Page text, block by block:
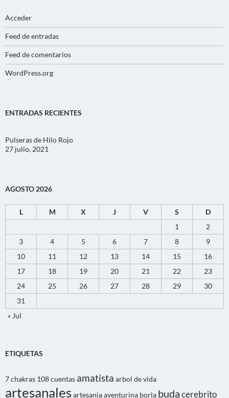
Acceder
Feed de entradas
Feed de comentarios
WordPress.org
ENTRADAS RECIENTES
Pulseras de Hilo Rojo
27 julio, 2021
AGOSTO 2026
L M X J V S
D
1
2
3
4 5 6 7 8
9
10
11 12 13 14 15
16
17
18 19 20 21 22
23
24
25 26 27 28 29
30
31
« Jul
ETIQUETAS
7 chakras 108 cuentas amatista arbol de vida
artesanales artesaniaaventurina borla buda cerebrito